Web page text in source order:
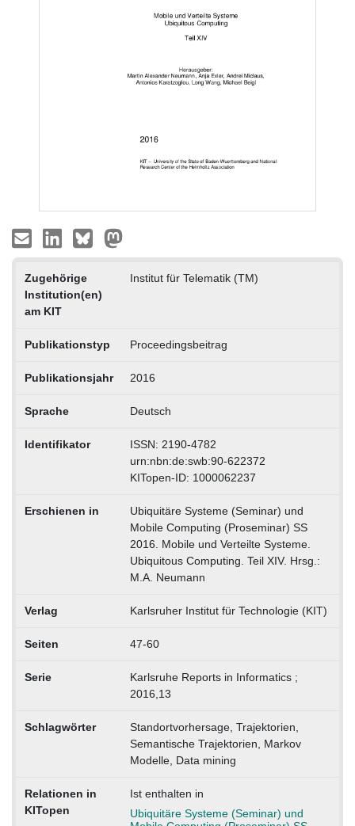
Zugehörige
Institution(en)
am KIT
Institut für Telematik (TM)
Publikationstyp Proceedingsbeitrag
Publikationsjahr 2016
Sprache Deutsch
Identifikator
ISSN: 2190-4782
urn:nbn:de:swb:90-622372
KITopen-ID: 1000062237
Erschienen in
Ubiquitäre Systeme (Seminar) und
Mobile Computing (Proseminar) SS
2016. Mobile und Verteilte Systeme.
Ubiquitous Computing. Teil XIV. Hrsg.:
M.A. Neumann
Verlag Karlsruher Institut für Technologie (KIT)
Seiten 47-60
Serie
Karlsruhe Reports in Informatics ;
2016,13
Schlagwörter
Standortvorhersage, Trajektorien,
Semantische Trajektorien, Markov
Modelle, Data mining
Relationen in
KITopen
Ist enthalten in
Ubiquitäre Systeme (Seminar) und